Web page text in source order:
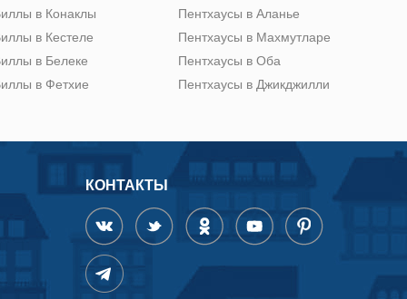
в Конаклы
в Кестеле
в Белеке
в Фетхие
Пентхаусы в Аланье
Пентхаусы в Махмутларе
Пентхаусы в Оба
Пентхаусы в Джикджилли
КОНТАКТЫ